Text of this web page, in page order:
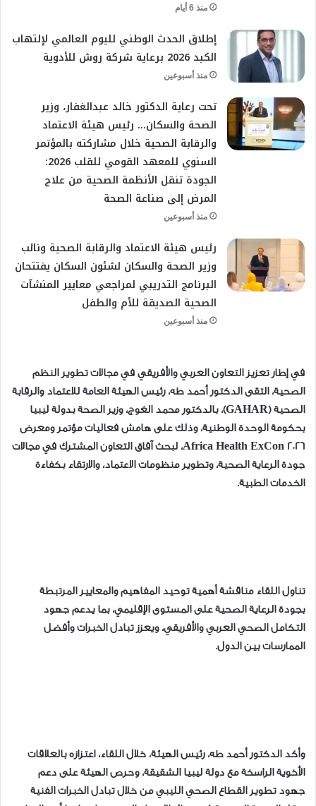
منذ 6 أيام
إطلاق الحدث الوطني لليوم العالمي لإلتهاب
الكبد 2026 برعاية شركة روش للأدوية
منذ أسبوعين
تحت رعاية الدكتور خالد عبدالغفار، وزير
الصحة والسكان… رئيس هيئة الاعتماد
والرقابة الصحية خلال مشاركته بالمؤتمر
السنوي للمعهد القومي للقلب 2026:
الجودة تنقل الأنظمة الصحية من علاج
المرض إلى صناعة الصحة
منذ أسبوعين
رئيس هيئة الاعتماد والرقابة الصحية ونائب
وزير الصحة والسكان لشئون السكان يفتتحان
البرنامج التدريبي لمراجعي معايير المنشآت
الصحية الصديقة للأم والطفل
منذ أسبوعين
في إطار تعزيز التعاون العربي والأفريقي في مجالات تطوير النظم
الصحية، التقى الدكتور أحمد طه، رئيس الهيئة العامة للاعتماد والرقابة
الصحية (GAHAR)، بالدكتور محمد الغوج، وزير الصحة بدولة ليبيا
بحكومة الوحدة الوطنية، وذلك على هامش فعاليات مؤتمر ومعرض
Africa Health ExCon 2026، لبحث آفاق التعاون المشترك في مجالات
جودة الرعاية الصحية، وتطوير منظومات الاعتماد، والارتقاء بكفاءة
الخدمات الطبية.
تناول اللقاء مناقشة أهمية توحيد المفاهيم والمعايير المرتبطة
بجودة الرعاية الصحية على المستوى الإقليمي، بما يدعم جهود
التكامل الصحي العربي والأفريقي، ويعزز تبادل الخبرات وأفضل
الممارسات بين الدول.
وأكد الدكتور أحمد طه، رئيس الهيئة، خلال اللقاء، اعتزازه بالعلاقات
الأخوية الراسخة مع دولة ليبيا الشقيقة، وحرص الهيئة على دعم
جهود تطوير القطاع الصحي الليبي من خلال تبادل الخبرات الفنية